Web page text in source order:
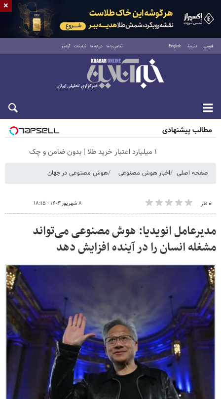
فارسی العربية English تماس با ما درباره ما تبلیغات آرشیو
جمعه ۱۶ مرداد ۱۴۰۵
مطالب پیشنهادی
۱ میلیارد اعتبار خرید طلا | بدون ضامن و چک
صفحه اصلی اخبار هوش مصنوعی هوش مصنوعی در جهان
۰ نفر ۸ شهریور ۱۴۰۴ - ۱۸:۱۵
مدیرعامل انویدیا: هوش مصنوعی می‌تواند
مشغله انسان را در آینده افزایش دهد
×